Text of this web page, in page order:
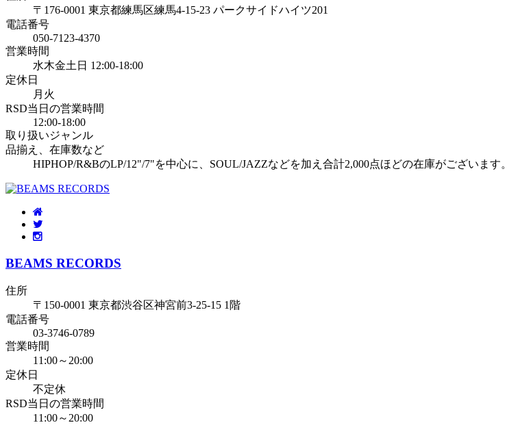
〒176-0001 東京都練馬区練馬4-15-23 パークサイドハイツ201
電話番号
050-7123-4370
営業時間
水木金土日 12:00-18:00
定休日
月火
RSD当日の営業時間
12:00-18:00
取り扱いジャンル
品揃え、在庫数など
HIPHOP/R&BのLP/12"/7"を中心に、SOUL/JAZZなどを加え合計2,000点ほどの在庫がございます。
BEAMS RECORDS
住所
〒150-0001 東京都渋谷区神宮前3-25-15 1階
電話番号
03-3746-0789
営業時間
11:00～20:00
定休日
不定休
RSD当日の営業時間
11:00～20:00